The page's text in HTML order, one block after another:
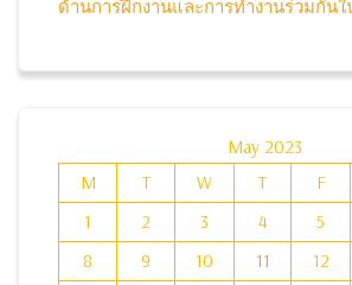
ด้านการฝึกงานและการทำงานร่วมกัน
May 2023
M
T W T F
1
2 3 4 5
8
9 10 11 12